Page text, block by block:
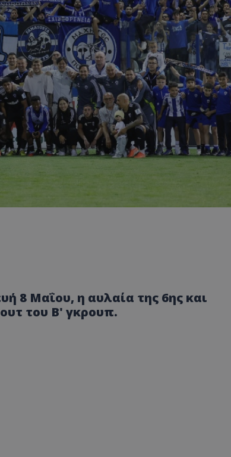
8 Μαΐου, η αυλαία της 6ης και
του Β' γκρουπ.